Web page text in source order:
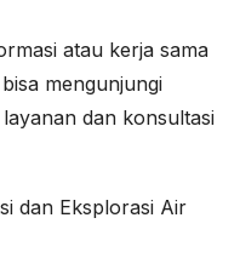
atau kerja sama
mengunjungi
dan konsultasi
dan Eksplorasi Air